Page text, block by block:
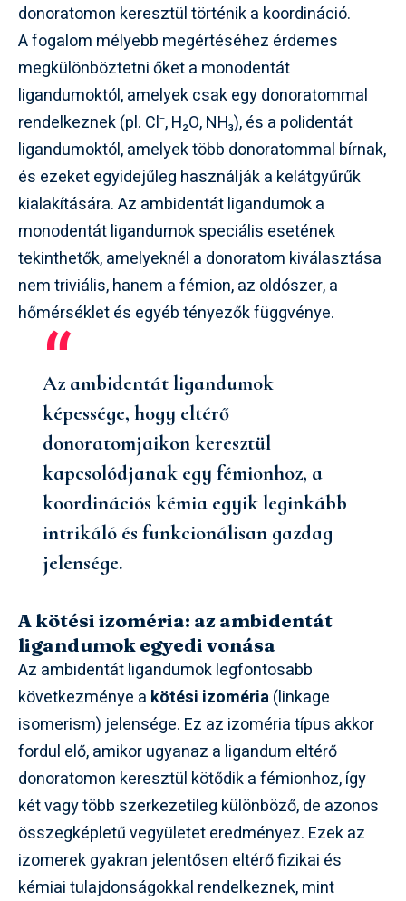
donoratomon keresztül történik a koordináció.
A fogalom mélyebb megértéséhez érdemes
megkülönböztetni őket a monodentát
ligandumoktól, amelyek csak egy donoratommal
rendelkeznek (pl. Cl⁻, H₂O, NH₃), és a polidentát
ligandumoktól, amelyek több donoratommal bírnak,
és ezeket egyidejűleg használják a kelátgyűrűk
kialakítására. Az ambidentát ligandumok a
monodentát ligandumok speciális esetének
tekinthetők, amelyeknél a donoratom kiválasztása
nem triviális, hanem a fémion, az oldószer, a
hőmérséklet és egyéb tényezők függvénye.
Az ambidentát ligandumok
képessége, hogy eltérő
donoratomjaikon keresztül
kapcsolódjanak egy fémionhoz, a
koordinációs kémia egyik leginkább
intrikáló és funkcionálisan gazdag
jelensége.
A kötési izoméria: az ambidentát
ligandumok egyedi vonása
Az ambidentát ligandumok legfontosabb
következménye a kötési izoméria(linkage
isomerism) jelensége. Ez az izoméria típus akkor
fordul elő, amikor ugyanaz a ligandum eltérő
donoratomon keresztül kötődik a fémionhoz, így
két vagy több szerkezetileg különböző, de azonos
összegképletű vegyületet eredményez. Ezek az
izomerek gyakran jelentősen eltérő fizikai és
kémiai tulajdonságokkal rendelkeznek, mint